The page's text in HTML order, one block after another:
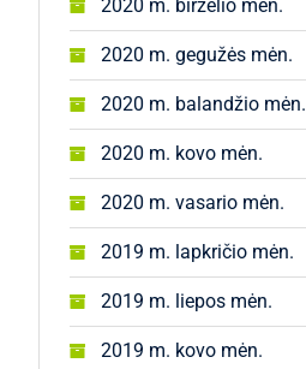
2020 m. birželio mėn.
2020 m. gegužės mėn.
2020 m. balandžio mėn.
2020 m. kovo mėn.
2020 m. vasario mėn.
2019 m. lapkričio mėn.
2019 m. liepos mėn.
2019 m. kovo mėn.